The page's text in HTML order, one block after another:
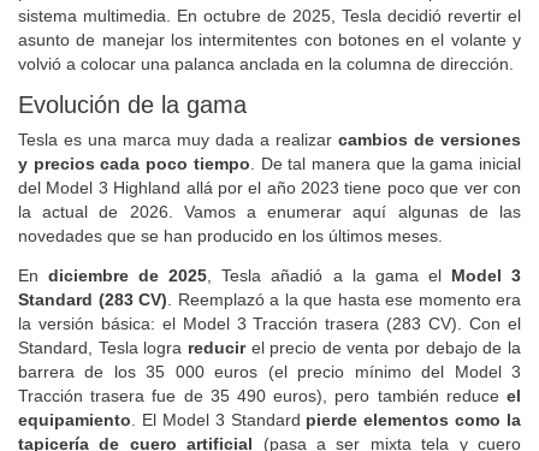
posiciones de marcha se lleva a cabo desde la pantalla del
sistema multimedia. En octubre de 2025, Tesla decidió revertir el
asunto de manejar los intermitentes con botones en el volante y
Evolución de la gama
Tesla es una marca muy dada a realizarcambios de versiones
y precios cada poco tiempo. De tal manera que la gama inicial
del Model 3 Highland allá por el año 2023 tiene poco que ver con
la actual de 2026. Vamos a enumerar aquí algunas de las
Endiciembre de 2025, Tesla añadió a la gama elModel 3
Standard (283 CV). Reemplazó a la que hasta ese momento era
la versión básica: el Model 3 Tracción trasera (283 CV). Con el
Standard, Tesla lograreducirel precio de venta por debajo de la
barrera de los 35 000 euros (el precio mínimo del Model 3
Tracción trasera fue de 35 490 euros), pero también reduce el
equipamiento . El Model 3 Standard pierde elementos como la